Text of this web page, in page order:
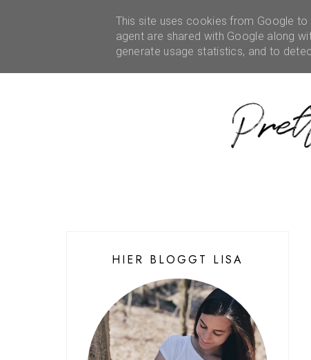
ÜBER MICH REZENSIONEN
HIER BLOGGT LISA
This site uses cookies from Google
agent are shared with Google along
generate usage statistics, and to